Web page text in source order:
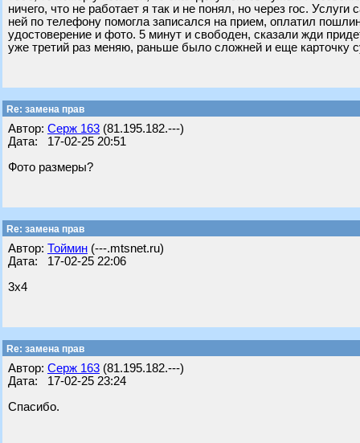
ничего, что не работает я так и не понял, но через гос.
ней по телефону помогла записался на прием, оплатил
удостоверение и фото. 5 минут и свободен, сказали жди
уже третий раз меняю, раньше было сложней и еще карточку
Re: замена прав
Автор: Серж 163 (81.195.182.---)
Дата: 17-02-25 20:51
Фото размеры?
Re: замена прав
Автор: Тоймин (---.mtsnet.ru)
Дата: 17-02-25 22:06
3х4
Re: замена прав
Автор: Серж 163 (81.195.182.---)
Дата: 17-02-25 23:24
Спасибо.